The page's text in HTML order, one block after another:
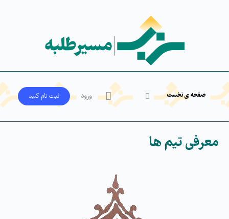
صفحه ی نخست ورود ثبت‌ نام کنید
معرفی تیم ها